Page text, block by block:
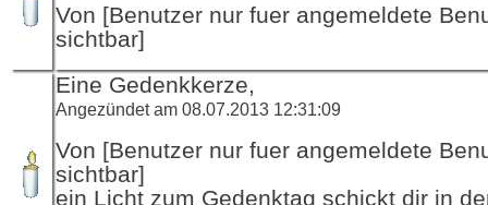
Von [Benutzer nur fuer angemeldete
sichtbar]
Eine Gedenkkerze,
Angezündet am 08.07.2013 12:31:09
Von [Benutzer nur fuer angemeldete
sichtbar]
ein Licht zum Gedenktag schickt dir in